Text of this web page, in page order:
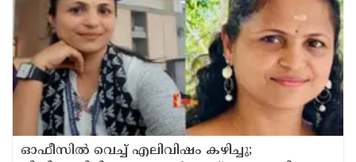
ഓഫീസില്‍ വെച്ച് എലിവിഷം കഴിച്ചു;